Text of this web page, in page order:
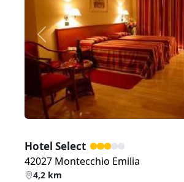
Zurück
Hotel Select
42027 Montecchio Emilia
4,2 km